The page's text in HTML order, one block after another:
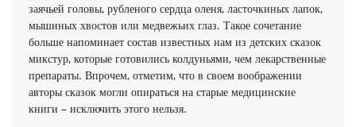
заячьей головы, рубленого сердца оленя, ласточкиных лапок,
мышиных хвостов или медвежьих глаз. Такое сочетание
больше напоминает состав известных нам из детских сказок
микстур, которые готовились колдуньями, чем лекарственные
препараты. Впрочем, отметим, что в своем воображении
авторы сказок могли опираться на старые медицинские
книги – исключить этого нельзя.